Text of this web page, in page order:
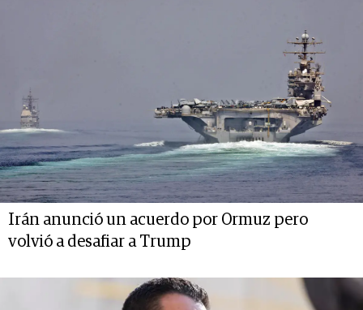
Irán anunció un acuerdo por Ormuz pero
volvió a desafiar a Trump